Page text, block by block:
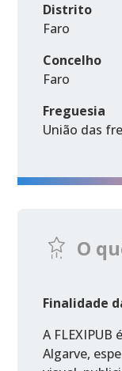
Distrito
Faro
Concelho
Faro
Freguesia
União das
O
Finalidade
A
Algarve,